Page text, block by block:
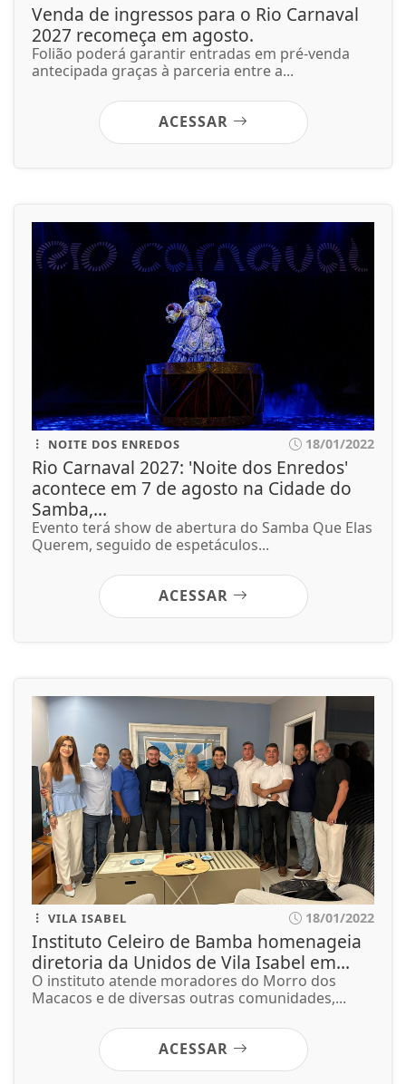
Venda de ingressos para o Rio Carnaval
2027 recomeça em agosto.
Folião poderá garantir entradas em pré-venda
antecipada graças à parceria entre a...
ACESSAR
NOITE DOS ENREDOS 18/01/2022
Rio Carnaval 2027: 'Noite dos Enredos'
acontece em 7 de agosto na Cidade do
Samba,...
Evento terá show de abertura do Samba Que Elas
Querem, seguido de espetáculos...
ACESSAR
VILA ISABEL 18/01/2022
Instituto Celeiro de Bamba homenageia
diretoria da Unidos de Vila Isabel em...
O instituto atende moradores do Morro dos
Macacos e de diversas outras comunidades,...
ACESSAR